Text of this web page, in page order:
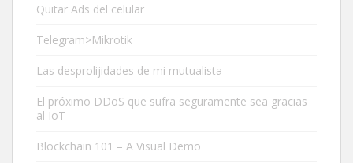
Quitar Ads del celular
Telegram>Mikrotik
Las desprolijidades de mi mutualista
El próximo DDoS que sufra seguramente sea gracias
al IoT
Blockchain 101 – A Visual Demo